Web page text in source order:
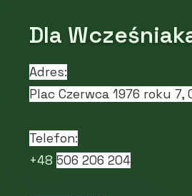
Dla
Adres:
Plac Czerwca 1976 roku 7,
Telefon:
+48 506 206 204